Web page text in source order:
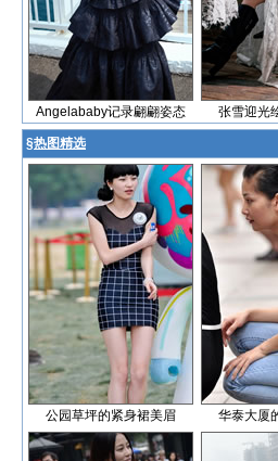
Angelababy记录翩翩姿态 张雪迎光
§热图精选
公园草坪的紧身裙美眉 华泰大厦